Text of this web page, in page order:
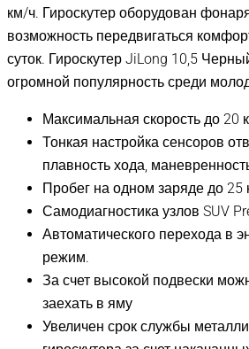
км/ч. Гироскутер оборудован
возможность передвигаться
суток. Гироскутер JiLong 10,5
огромной популярность среди
Максимальная скорость до 20
Тонкая настройка сенсоров
плавность хода,
Пробег на одном заряде до 25
Самодиагностика узлов SUV
Автоматического перехода в
режим.
За счет высокой подвески
заехать в яму
Увеличен срок службы